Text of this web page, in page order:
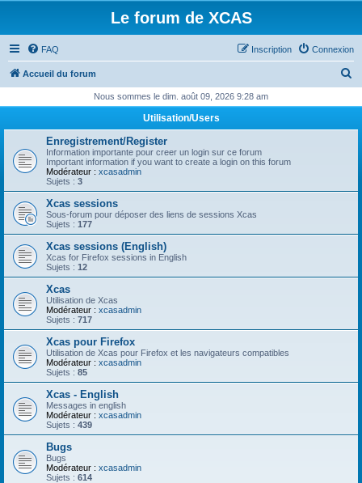
Le forum de XCAS
FAQ Connexion
Inscription
Accueil du forum
h
c
Nous sommes le dim. août 09, 2026 9:28 am
Utilisation/Users
Enregistrement/Register
Information importante pour creer un login sur ce forum
Important information if you want to create a login on this forum
Modérateur : xcasadmin
Sujets : 3
Xcas sessions
Sous-forum pour déposer des liens de sessions Xcas
Sujets : 177
Xcas sessions (English)
Xcas for Firefox sessions in English
Sujets : 12
Xcas
Utilisation de Xcas
Modérateur : xcasadmin
Sujets : 717
Xcas pour Firefox
Utilisation de Xcas pour Firefox et les navigateurs compatibles
Modérateur : xcasadmin
Sujets : 85
Xcas - English
Messages in english
Modérateur : xcasadmin
Sujets : 439
Bugs
Bugs
Modérateur : xcasadmin
Sujets : 614